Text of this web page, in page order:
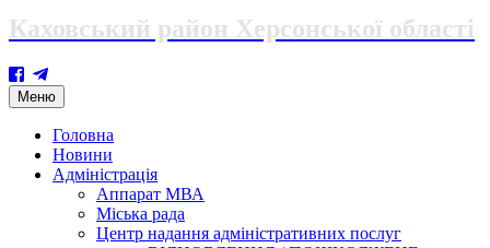
Каховський район Херсонської області
Меню Skip
to
content
Головна
Новини
Адміністрація
Аппарат МВА
Міська рада
Центр надання адміністративних послуг